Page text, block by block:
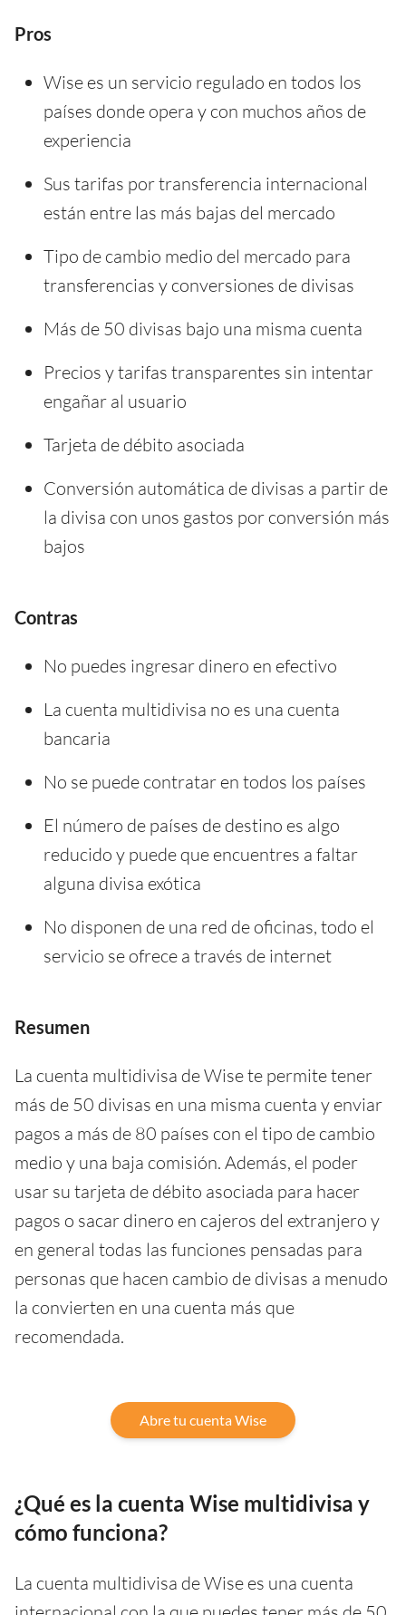
Pros
Wise es un servicio regulado en todos los
países donde opera y con muchos años de
experiencia
Sus tarifas por transferencia internacional
están entre las más bajas del mercado
Tipo de cambio medio del mercado para
transferencias y conversiones de divisas
Más de 50 divisas bajo una misma cuenta
Precios y tarifas transparentes sin intentar
engañar al usuario
Tarjeta de débito asociada
Conversión automática de divisas a partir de
la divisa con unos gastos por conversión más
bajos
Contras
No puedes ingresar dinero en efectivo
La cuenta multidivisa no es una cuenta
bancaria
No se puede contratar en todos los países
El número de países de destino es algo
reducido y puede que encuentres a faltar
alguna divisa exótica
No disponen de una red de oficinas, todo el
servicio se ofrece a través de internet
Resumen
La cuenta multidivisa de Wise te permite tener
más de 50 divisas en una misma cuenta y enviar
pagos a más de 80 países con el tipo de cambio
medio y una baja comisión. Además, el poder
usar su tarjeta de débito asociada para hacer
pagos o sacar dinero en cajeros del extranjero y
en general todas las funciones pensadas para
personas que hacen cambio de divisas a menudo
la convierten en una cuenta más que
recomendada.
Abre tu cuenta Wise
¿Qué es la cuenta Wise multidivisa y
cómo funciona?
La cuenta multidivisa de Wise es una cuenta